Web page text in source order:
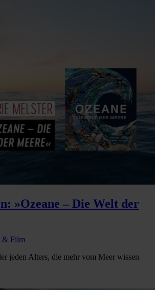
»Ozeane – Die Welt der
& Film
jeden Alters, die mehr vom Meer wissen